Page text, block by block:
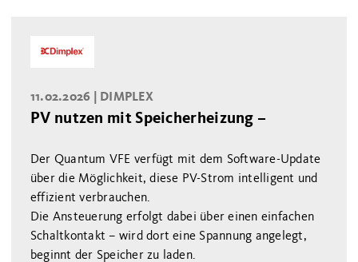
11.02.2026 | DIMPLEX
PV nutzen mit Speicherheizung –
Der Quantum VFE verfügt mit dem Software-Update
über die Möglichkeit, diese PV-Strom intelligent und
effizient verbrauchen.
Die Ansteuerung erfolgt dabei über einen einfachen
Schaltkontakt – wird dort eine Spannung angelegt,
beginnt der Speicher zu laden.